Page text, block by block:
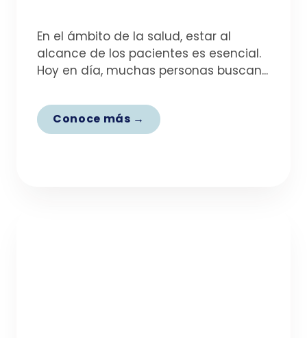
En el ámbito de la salud, estar al
alcance de los pacientes es esencial.
Hoy en día, muchas personas buscan...
Conoce más →